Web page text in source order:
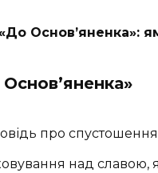
Основ’яненка»:
про спустошення
над славою,